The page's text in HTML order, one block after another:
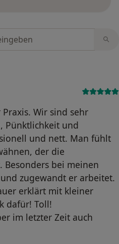
Wir sind sehr
Pünktlichkeit und
und nett. Man fühlt
der die
bei meinen
zugewandt er arbeitet.
erklärt mit kleiner
dafür! Toll!
im letzter Zeit auch